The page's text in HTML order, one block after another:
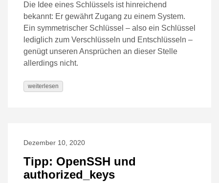
Die Idee eines Schlüssels ist hinreichend
bekannt: Er gewährt Zugang zu einem System.
Ein symmetrischer Schlüssel – also ein Schlüssel
lediglich zum Verschlüsseln und Entschlüsseln –
genügt unseren Ansprüchen an dieser Stelle
allerdings nicht.
weiterlesen
Dezember 10, 2020
Tipp: OpenSSH und
authorized_keys